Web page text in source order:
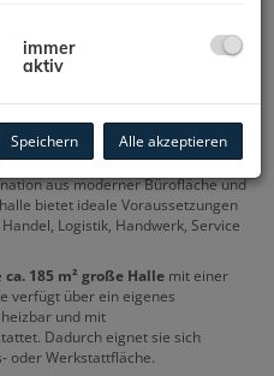
und vielseitig nutzbare
vonca. 376 m²im 23. Wiener
aus moderner Bürofläche und
bietet ideale Voraussetzungen
Logistik, Handwerk, Service
ca. 185 m² große Halle mit einer
verfügt über ein eigenes
und mit
Dadurch eignet sie sich
oder Werkstattfläche.
immer
aktiv
Speichern Alle akzeptieren